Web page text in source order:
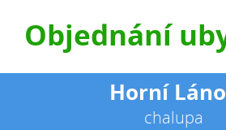
Objednání
Horní
chalupa